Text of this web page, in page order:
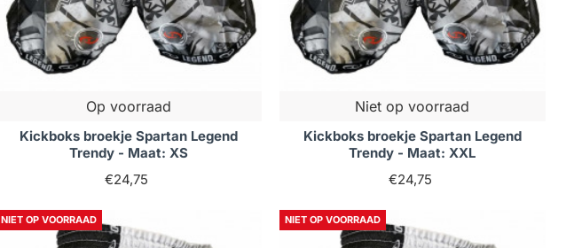
Op voorraad
Kickboks broekje Spartan Legend
Trendy - Maat: XS
€24,75
Niet op voorraad
Kickboks broekje Spartan Legend
Trendy - Maat: XXL
€24,75
NIET OP VOORRAAD NIET OP VOORRAAD